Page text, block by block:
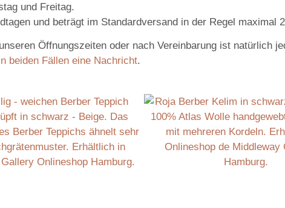
und Freitag.
und beträgt im Standardversand in der Regel
Öffnungszeiten oder nach Vereinbarung ist natürlich
beiden Fällen eine Nachricht.